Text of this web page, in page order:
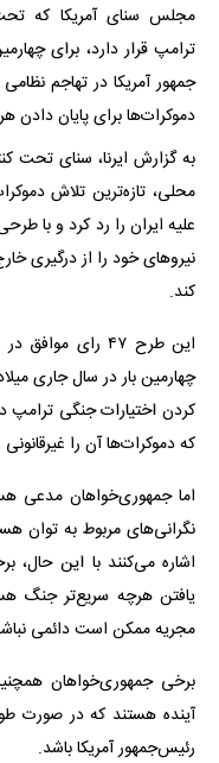
مجلس سنای آمریکا که
ترامپ قرار دارد، برای
جمهور آمریکا در تهاجم
دموکرات‌ها برای پایان دادن
به گزارش ایرنا، سنای تحت
محلی، تازه‌ترین تلاش
علیه ایران را رد کرد و با
نیروهای خود را از درگیری
کند.
کردن اختیارات جنگی ترامپ
که دموکرات‌ها آن را
اما جمهوری‌خواهان مدعی
نگرانی‌های مربوط به توان
اشاره می‌کنند با این حال،
یافتن هرچه سریع‌تر جنگ
مجریه ممکن است دائمی
برخی جمهوری‌خواهان
آینده هستند که در صورت
رئیس‌جمهور آمریکا باشد.